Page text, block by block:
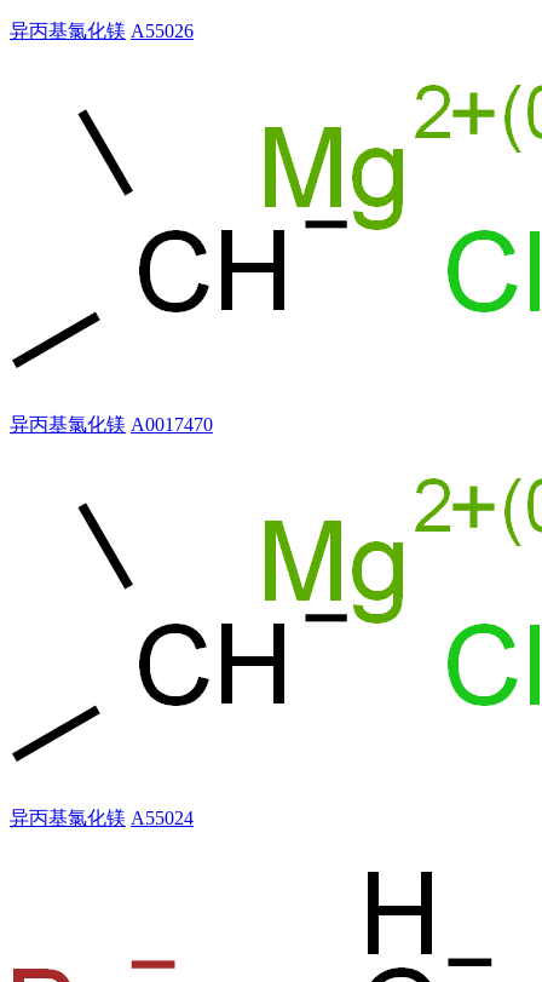
异丙基氯化镁 A55026
异丙基氯化镁 A0017470
异丙基氯化镁 A55024